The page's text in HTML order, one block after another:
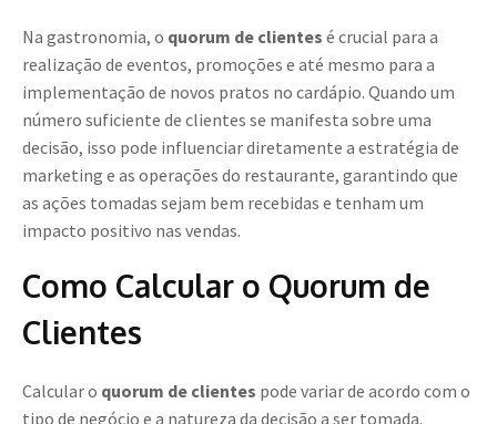
Na gastronomia, o quorum de clientes é crucial para a
realização de eventos, promoções e até mesmo para a
implementação de novos pratos no cardápio. Quando um
número suficiente de clientes se manifesta sobre uma
decisão, isso pode influenciar diretamente a estratégia de
marketing e as operações do restaurante, garantindo que
as ações tomadas sejam bem recebidas e tenham um
impacto positivo nas vendas.
Como Calcular o Quorum de
Clientes
Calcular o quorum de clientes pode variar de acordo com o
tipo de negócio e a natureza da decisão a ser tomada.